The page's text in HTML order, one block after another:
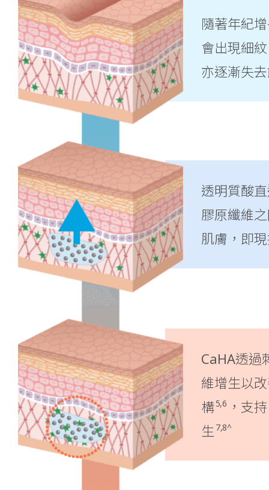
隨著年紀
會出現細
亦逐漸失
透明質酸
膠原纖維
肌膚，即
CaHA透過
維增生以
構5,6 ，支
生 7,8^